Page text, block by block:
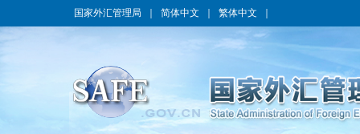
国家外汇管理局 简体中文 繁体中文